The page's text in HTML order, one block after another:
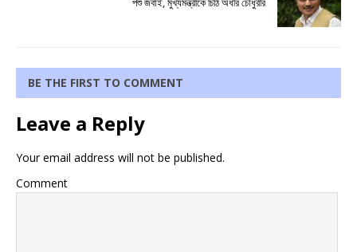
BE THE FIRST TO COMMENT
Leave a Reply
Your email address will not be published.
Comment